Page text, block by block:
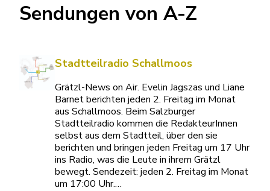
Sendungen von A-Z
Stadtteilradio Schallmoos
Grätzl-News on Air. Evelin Jagszas und Liane
Barnet berichten jeden 2. Freitag im Monat
aus Schallmoos. Beim Salzburger
Stadtteilradio kommen die RedakteurInnen
selbst aus dem Stadtteil, über den sie
berichten und bringen jeden Freitag um 17 Uhr
ins Radio, was die Leute in ihrem Grätzl
bewegt. Sendezeit: jeden 2. Freitag im Monat
um 17:00 Uhr.…